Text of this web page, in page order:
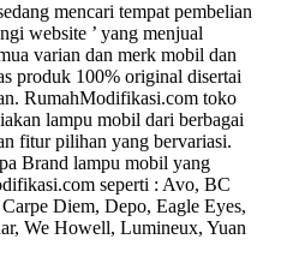
mencari tempat pembelian
website ’ yang menjual
varian dan merk mobil dan
produk 100% original disertai
RumahModifikasi.com toko
lampu mobil dari berbagai
fitur pilihan yang bervariasi.
Brand lampu mobil yang
seperti : Avo, BC
Diem, Depo, Eagle Eyes,
We Howell, Lumineux, Yuan